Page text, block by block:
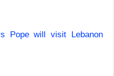
Pope will visit Lebanon